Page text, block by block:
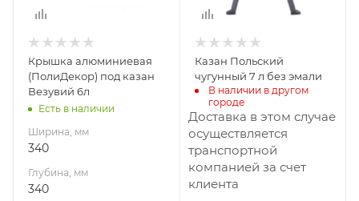
Материал
Алюминий
Крышка алюминиевая
(ПолиДекор) под казан
Везувий 6л
Есть в наличии
Ширина, мм
340
Глубина, мм
340
Казан Польский
чугунный 7 л без эмали
В наличии в другом
городе
Доставка в этом случае
осуществляется
транспортной
компанией за счет
клиента